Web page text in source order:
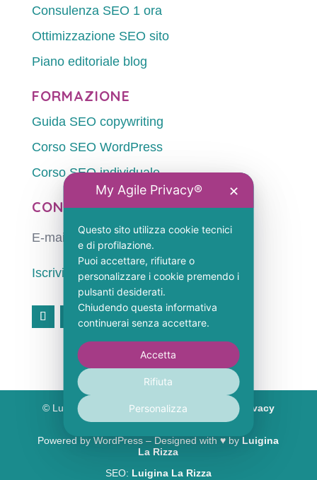
Consulenza SEO 1 ora
Ottimizzazione SEO sito
Piano editoriale blog
FORMAZIONE
Guida SEO copywriting
Corso SEO WordPress
Corso SEO individuale
CONTATTI
E-mail: info@luiginalarizza.com
Iscriviti alla QuietFlow Letter
© Luigina La Rizza – P. IVA 03640320796 –Privacy
Policy–Cookie Policy
Powered by WordPress – Designed with ♥︎ by Luigina
La Rizza
SEO: Luigina La Rizza
My Agile Privacy® ✕
Questo sito utilizza cookie tecnici
e di profilazione.
Puoi accettare, rifiutare o
personalizzare i cookie premendo i
pulsanti desiderati.
Chiudendo questa informativa
continuerai senza accettare.
Accetta
Rifiuta
Personalizza